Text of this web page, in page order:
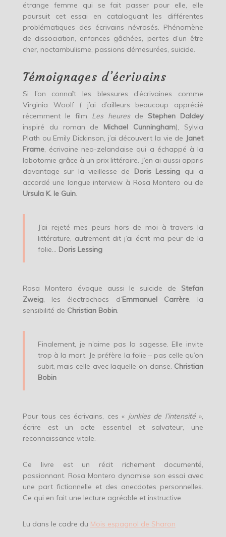
étrange femme qui se fait passer pour elle, elle
poursuit cet essai en cataloguant les différentes
problématiques des écrivains névrosés. Phénomène
de dissociation, enfances gâchées, pertes d’un être
cher, noctambulisme, passions démesurées, suicide.
Témoignages d’écrivains
Si l’on connaît les blessures d’écrivaines comme
Virginia Woolf ( j’ai d’ailleurs beaucoup apprécié
récemment le film Les heuresde Stephen Daldey
inspiré du roman de Michael Cunningham), Sylvia
Plath ou Emily Dickinson, j’ai découvert la vie de Janet
Frame, écrivaine neo-zelandaise qui a échappé à la
lobotomie grâce à un prix littéraire. J’en ai aussi appris
davantage sur la vieillesse de Doris Lessing qui a
accordé une longue interview à Rosa Montero ou de
Ursula K. le Guin.
J’ai rejeté mes peurs hors de moi à travers la
littérature, autrement dit j’ai écrit ma peur de la
folie… Doris Lessing
Rosa Montero évoque aussi le suicide de Stefan
Zweig, les électrochocs d’Emmanuel Carrère, la
sensibilité de Christian Bobin.
Finalement, je n’aime pas la sagesse. Elle invite
trop à la mort. Je préfère la folie – pas celle qu’on
subit, mais celle avec laquelle on danse. Christian
Bobin
Pour tous ces écrivains, ces « junkies de l’intensité»,
écrire est un acte essentiel et salvateur, une
reconnaissance vitale.
Ce livre est un récit richement documenté,
passionnant. Rosa Montero dynamise son essai avec
une part fictionnelle et des anecdotes personnelles.
Ce qui en fait une lecture agréable et instructive.
Lu dans le cadre du Mois espagnol de Sharon